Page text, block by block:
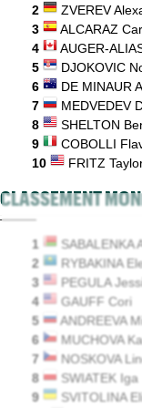
Terence Atmane
jours
WTA - Toronto
Sabalenka,
2
ZVEREV
3
ALCARAZ
4
AUGER-
5
DJOKOVIC
6
DE MINAUR
7
MEDVEDEV
8
SHELTON
9
COBOLLI
10
FRITZ
CLASSEMENT
1 SABALENKA
2
RYBAKINA
3
PEGULA
4
GAUFF Cori
5
ANDREEVA
6
MUCHOVA
7
NOSKOVA
8
SWIATEK Iga
9
SVITOLINA